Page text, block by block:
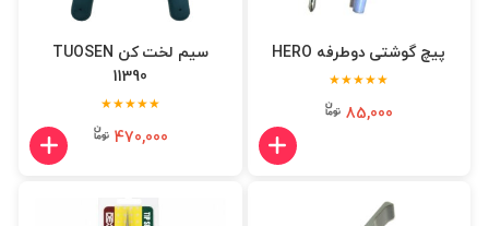
پیچ گوشتی دوطرفه HERO
★★★★★
85,000
سیم لخت کن TUOSEN
11390
★★★★★
470,000